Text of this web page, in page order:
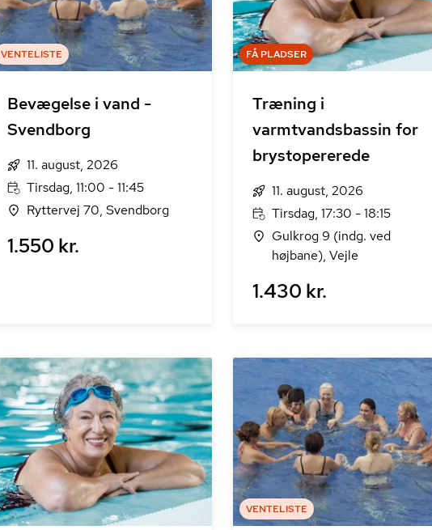
VENTELISTE
Bevægelse i vand -
Svendborg
11. august, 2026
Tirsdag, 11:00 - 11:45
Ryttervej 70, Svendborg
1.550 kr.
FÅ PLADSER
Træning i
varmtvandsbassin for
brystopererede
11. august, 2026
Tirsdag, 17:30 - 18:15
Gulkrog 9 (indg. ved
højbane), Vejle
1.430 kr.
VENTELISTE